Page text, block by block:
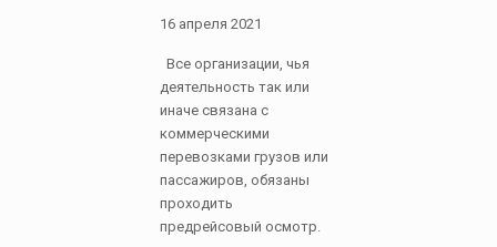
16 апреля 2021
Все организации, чья
деятельность так или
иначе связана с
коммерческими
перевозками грузов или
пассажиров, обязаны
проходить
предрейсовый осмотр.